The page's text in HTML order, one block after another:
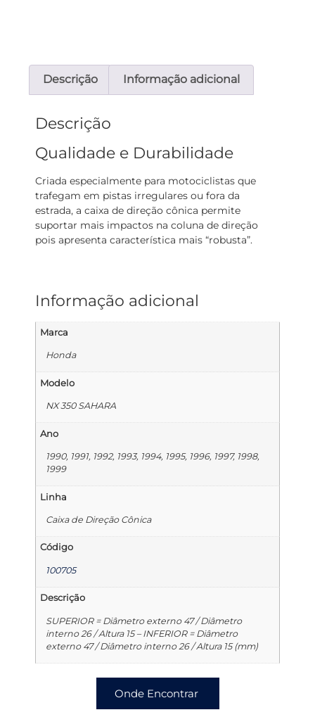
Descrição Informação adicional
Descrição
Qualidade e Durabilidade
Criada especialmente para motociclistas que
trafegam em pistas irregulares ou fora da
estrada, a caixa de direção cônica permite
suportar mais impactos na coluna de direção
pois apresenta característica mais “robusta”.
Informação adicional
Marca
Honda
Modelo
NX 350 SAHARA
Ano
1990, 1991, 1992, 1993, 1994, 1995, 1996, 1997, 1998,
1999
Linha
Caixa de Direção Cônica
Código
100705
Descrição
SUPERIOR = Diâmetro externo 47 / Diâmetro
interno 26 / Altura 15 – INFERIOR = Diâmetro
externo 47 / Diâmetro interno 26 / Altura 15 (mm)
Onde Encontrar